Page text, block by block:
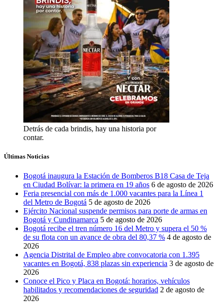
Detrás de cada brindis, hay una historia por
contar.
Últimas Noticias
Bogotá inaugura la Estación de Bomberos B18 Casa de Teja
en Ciudad Bolívar: la primera en 19 años 6 de agosto de 2026
Feria presencial con más de 1.000 vacantes para la Línea 1
del Metro de Bogotá 5 de agosto de 2026
Ejército Nacional suspende permisos para porte de armas en
Bogotá y Cundinamarca 5 de agosto de 2026
Bogotá recibe el tren número 16 del Metro y supera el 50 %
de su flota con un avance de obra del 80,37 % 4 de agosto de
2026
Agencia Distrital de Empleo abre convocatoria con 1.395
vacantes en Bogotá, 838 plazas sin experiencia 3 de agosto de
2026
Conoce el Pico y Placa en Bogotá: horarios, vehículos
habilitados y recomendaciones de seguridad 2 de agosto de
2026